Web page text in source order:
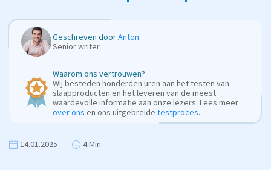
Geschreven doorAnton
Senior writer
Waarom ons vertrouwen?
Wij besteden honderden uren aan het testen van
slaapproducten en het leveren van de meest
waardevolle informatie aan onze lezers. Lees meer
over ons en ons uitgebreide testproces.
14.01.2025 4 Min.